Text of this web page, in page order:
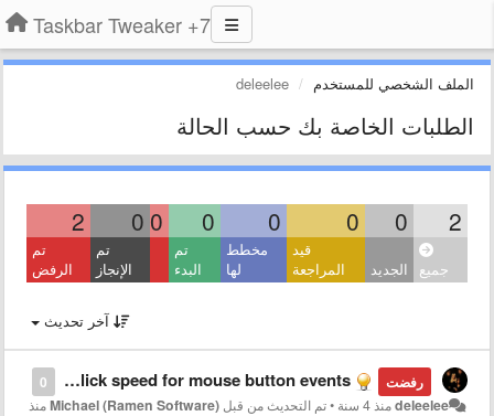
7+ Taskbar Tweaker
الملف الشخصي للمستخدم deleelee
الطلبات الخاصة بك حسب الحالة
2
0
0
0
0
0
0
2
جميع الجديد
قيد
المراجعة
مخطط
لها
تم
البدء
تم
الإنجاز
تم
الرفض
آخر تحديث
0 رفضت Double-click speed for mouse button events
deleeleeمنذ 4 سنة •تم التحديث من قبلMichael (Ramen Software)منذ